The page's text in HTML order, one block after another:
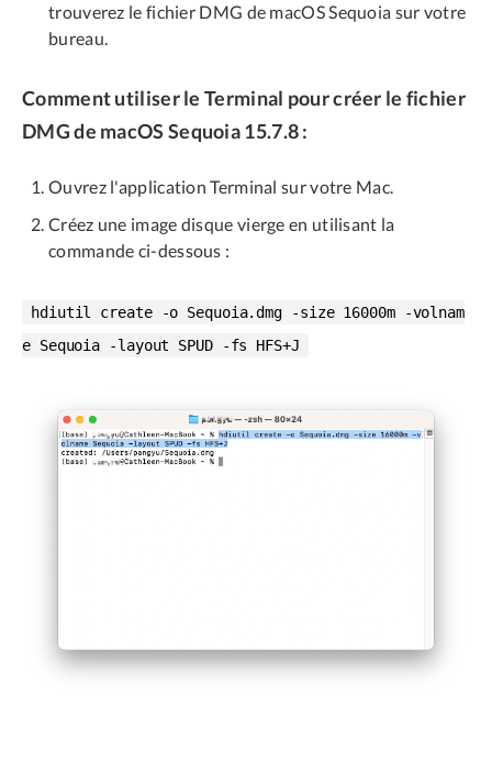
trouverez le fichier DMG de macOS Sequoia sur votre
bureau.
Comment utiliser le Terminal pour créer le fichier
DMG de macOS Sequoia 15.7.8 :
Ouvrez l'application Terminal sur votre Mac.
Créez une image disque vierge en utilisant la
commande ci-dessous :
hdiutil create -o Sequoia.dmg -size 16000m -volnam
e Sequoia -layout SPUD -fs HFS+J